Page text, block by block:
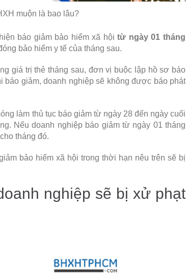
muộn là bao lâu?
báo giảm bảo hiểm xã hộitừ ngày 01 tháng
bảo hiểm y tế của tháng sau.
giá trị thẻ tháng sau, đơn vị buộc lập hồ sơ báo
giảm, doanh nghiệp sẽ không được báo phát
làm thủ tục báo giảm từ ngày 28 đến ngày cuối
Nếu doanh nghiệp báo giảm từ ngày 01 tháng
tháng đó.
bảo hiểm xã hội trong thời hạn nêu trên sẽ bị
nghiệp sẽ bị xử phạt